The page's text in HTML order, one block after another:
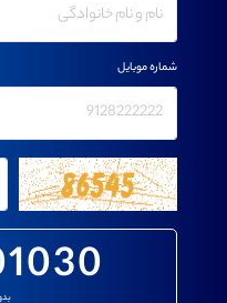
شماره موبایل